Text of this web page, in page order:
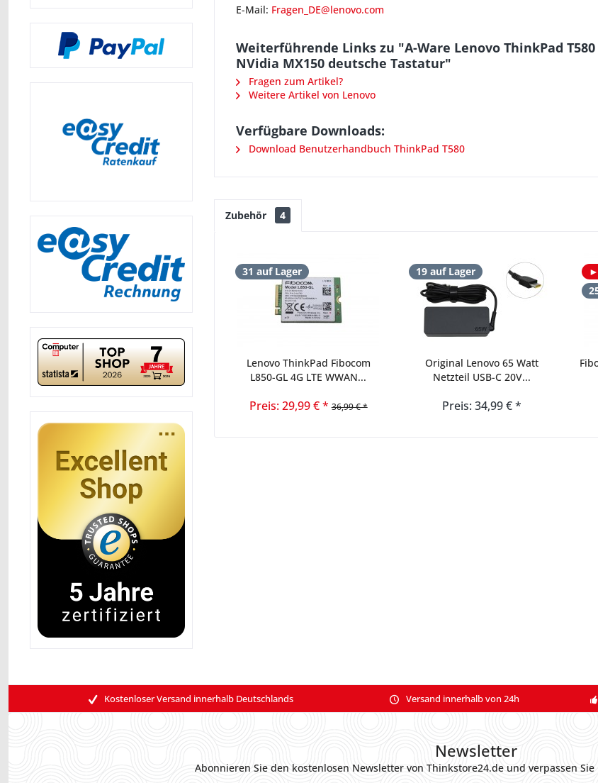
E-Mail: Fragen_DE@lenovo.com
Weiterführende Links zu "A-Ware Lenovo ThinkPad T580
NVidia MX150 deutsche Tastatur"
Fragen zum Artikel?
Weitere Artikel von Lenovo
Verfügbare Downloads:
Download Benutzerhandbuch ThinkPad T580
Zubehör 4
31 auf Lager
Lenovo ThinkPad Fibocom
L850-GL 4G LTE WWAN...
Preis: 29,99 € * 36,99 € *
19 auf Lager
Original Lenovo 65 Watt
Netzteil USB-C 20V...
Preis: 34,99 € *
►
Kostenloser Versand innerhalb Deutschlands Versand innerhalb von 24h
Newsletter
Abonnieren Sie den kostenlosen Newsletter von Thinkstore24.de und verpassen